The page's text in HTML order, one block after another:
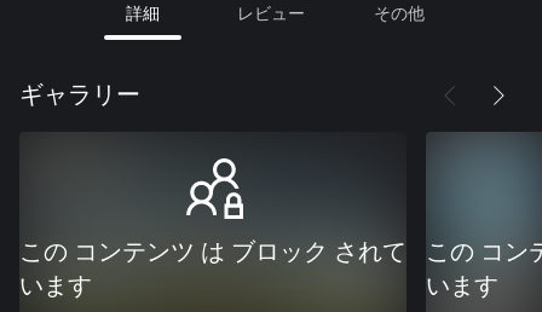
詳細 レビュー その他
ギャラリー
この コンテンツ は ブロック されて
います
この コン
います